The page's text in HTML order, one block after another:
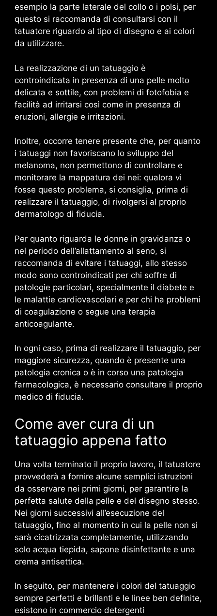
esempio la parte laterale del collo o i polsi, per
questo si raccomanda di consultarsi con il
tatuatore riguardo al tipo di disegno e ai colori
da utilizzare.
La realizzazione di un tatuaggio è
controindicata in presenza di una pelle molto
delicata e sottile, con problemi di fotofobia e
facilità ad irritarsi così come in presenza di
eruzioni, allergie e irritazioni.
Inoltre, occorre tenere presente che, per quanto
i tatuaggi non favoriscano lo sviluppo del
melanoma, non permettono di controllare e
monitorare la mappatura dei nei: qualora vi
fosse questo problema, si consiglia, prima di
realizzare il tatuaggio, di rivolgersi al proprio
dermatologo di fiducia.
Per quanto riguarda le donne in gravidanza o
nel periodo dell’allattamento al seno, si
raccomanda di evitare i tatuaggi, allo stesso
modo sono controindicati per chi soffre di
patologie particolari, specialmente il diabete e
le malattie cardiovascolari e per chi ha problemi
di coagulazione o segue una terapia
anticoagulante.
In ogni caso, prima di realizzare il tatuaggio, per
maggiore sicurezza, quando è presente una
patologia cronica o è in corso una patologia
farmacologica, è necessario consultare il proprio
medico di fiducia.
Come aver cura di un
tatuaggio appena fatto
Una volta terminato il proprio lavoro, il tatuatore
provvederà a fornire alcune semplici istruzioni
da osservare nei primi giorni, per garantire la
perfetta salute della pelle e del disegno stesso.
Nei giorni successivi all’esecuzione del
tatuaggio, fino al momento in cui la pelle non si
sarà cicatrizzata completamente, utilizzando
solo acqua tiepida, sapone disinfettante e una
crema antisettica.
In seguito, per mantenere i colori del tatuaggio
sempre perfetti e brillanti e le linee ben definite,
esistono in commercio detergenti